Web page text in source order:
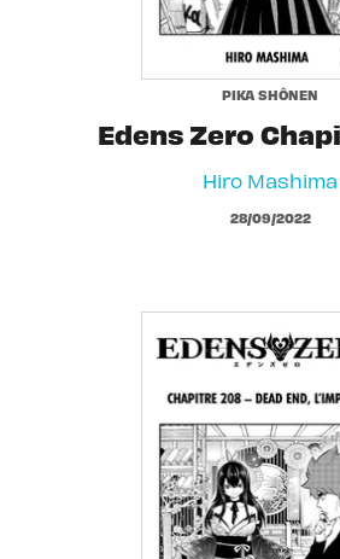
PIKA SHÔNEN
Edens Zero
Hiro Mashima
28/09/2022